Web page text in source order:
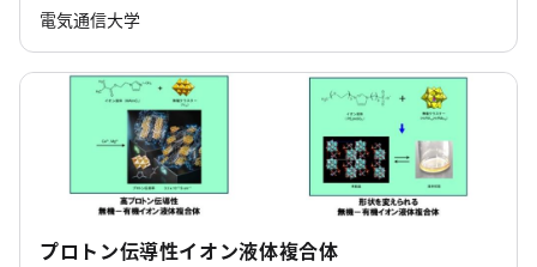
電気通信大学
プロトン伝導性イオン液体複合体